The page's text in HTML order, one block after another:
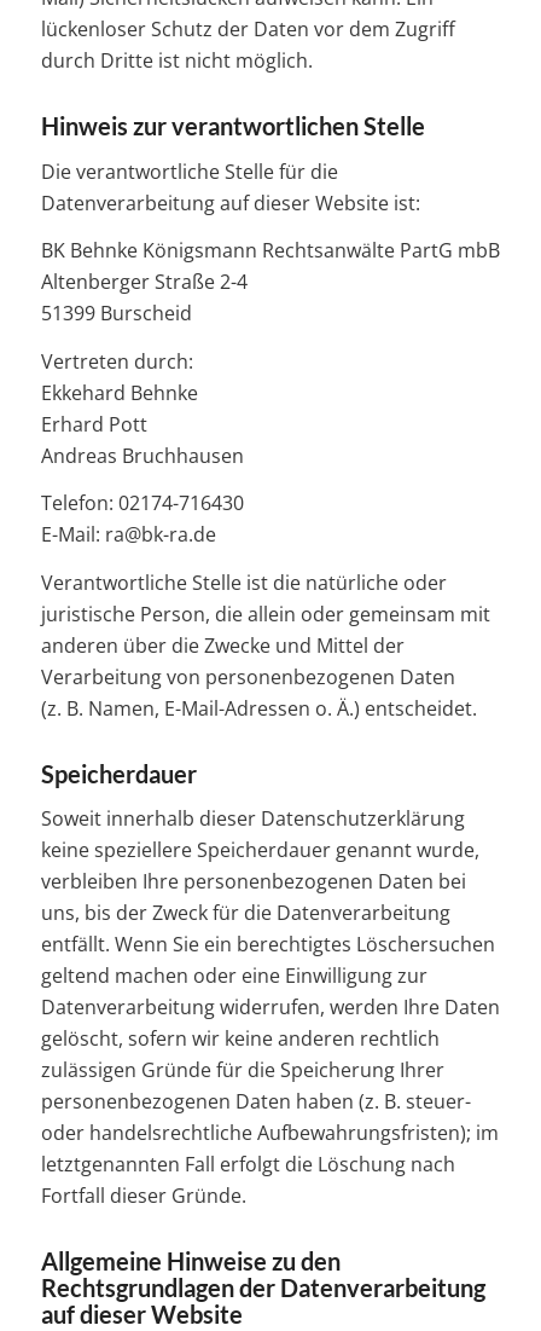
lückenloser Schutz der Daten vor dem Zugriff
durch Dritte ist nicht möglich.
Hinweis zur verantwortlichen Stelle
Die verantwortliche Stelle für die
Datenverarbeitung auf dieser Website ist:
BK Behnke Königsmann Rechtsanwälte PartG mbB
Altenberger Straße 2-4
51399 Burscheid
Vertreten durch:
Ekkehard Behnke
Erhard Pott
Andreas Bruchhausen
Telefon: 02174-716430
E-Mail: ra@bk-ra.de
Verantwortliche Stelle ist die natürliche oder
juristische Person, die allein oder gemeinsam mit
anderen über die Zwecke und Mittel der
Verarbeitung von personenbezogenen Daten
(z. B. Namen, E-Mail-Adressen o. Ä.) entscheidet.
Speicherdauer
Soweit innerhalb dieser Datenschutzerklärung
keine speziellere Speicherdauer genannt wurde,
verbleiben Ihre personenbezogenen Daten bei
uns, bis der Zweck für die Datenverarbeitung
entfällt. Wenn Sie ein berechtigtes Löschersuchen
geltend machen oder eine Einwilligung zur
Datenverarbeitung widerrufen, werden Ihre Daten
gelöscht, sofern wir keine anderen rechtlich
zulässigen Gründe für die Speicherung Ihrer
personenbezogenen Daten haben (z. B. steuer-
oder handelsrechtliche Aufbewahrungsfristen); im
letztgenannten Fall erfolgt die Löschung nach
Fortfall dieser Gründe.
Allgemeine Hinweise zu den
Rechtsgrundlagen der Datenverarbeitung
auf dieser Website